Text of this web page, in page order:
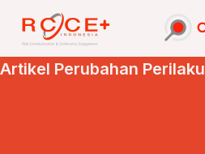
Artikel Perubahan Perilaku